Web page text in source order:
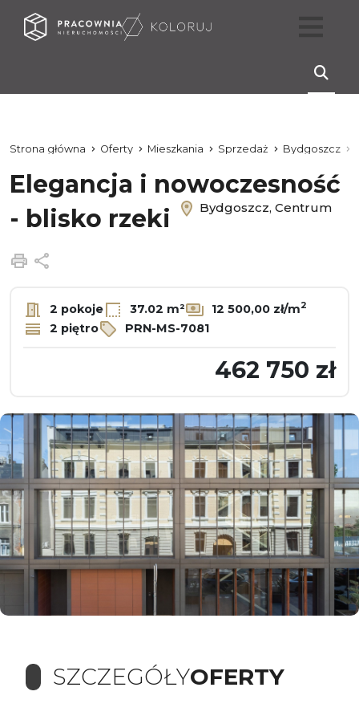
Strona główna Oferty Mieszkania Sprzedaż Bydgoszcz
Elegancja i nowoczesność
- blisko rzeki
Bydgoszcz, Centrum
Drukuj
2 pokoje 37.02 m² 12 500,00 zł/m2
2 piętro PRN-MS-7081
462 750 zł
SZCZEGÓŁYOFERTY